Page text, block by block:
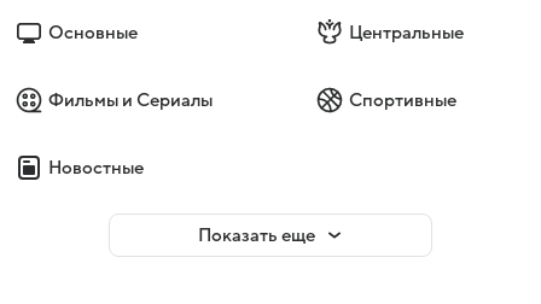
Основные Центральные
Фильмы и Сериалы Спортивные
Новостные
Показать еще